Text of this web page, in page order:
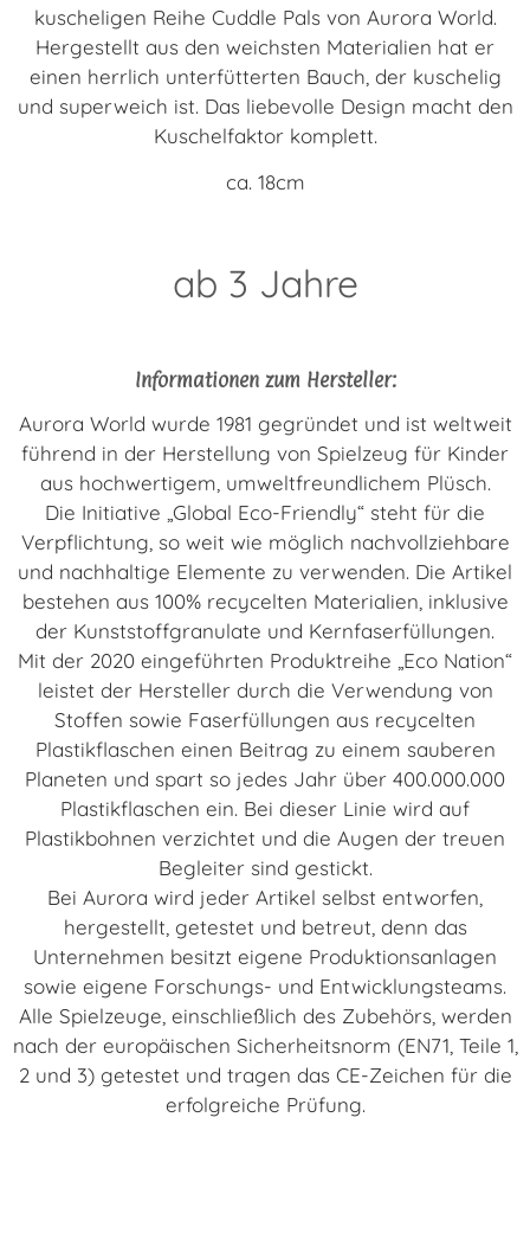
kuscheligen Reihe Cuddle Pals von Aurora World.
Hergestellt aus den weichsten Materialien hat er
einen herrlich unterfütterten Bauch, der kuschelig
und superweich ist. Das liebevolle Design macht den
Kuschelfaktor komplett.
ca. 18cm
ab 3 Jahre
Informationen zum Hersteller:
Aurora World wurde 1981 gegründet und ist weltweit
führend in der Herstellung von Spielzeug für Kinder
aus hochwertigem, umweltfreundlichem Plüsch.
Die Initiative „Global Eco-Friendly“ steht für die
Verpflichtung, so weit wie möglich nachvollziehbare
und nachhaltige Elemente zu verwenden. Die Artikel
bestehen aus 100% recycelten Materialien, inklusive
der Kunststoffgranulate und Kernfaserfüllungen.
Mit der 2020 eingeführten Produktreihe „Eco Nation“
leistet der Hersteller durch die Verwendung von
Stoffen sowie Faserfüllungen aus recycelten
Plastikflaschen einen Beitrag zu einem sauberen
Planeten und spart so jedes Jahr über 400.000.000
Plastikflaschen ein. Bei dieser Linie wird auf
Plastikbohnen verzichtet und die Augen der treuen
Begleiter sind gestickt.
Bei Aurora wird jeder Artikel selbst entworfen,
hergestellt, getestet und betreut, denn das
Unternehmen besitzt eigene Produktionsanlagen
sowie eigene Forschungs- und Entwicklungsteams.
Alle Spielzeuge, einschließlich des Zubehörs, werden
nach der europäischen Sicherheitsnorm (EN71, Teile 1,
2 und 3) getestet und tragen das CE-Zeichen für die
erfolgreiche Prüfung.